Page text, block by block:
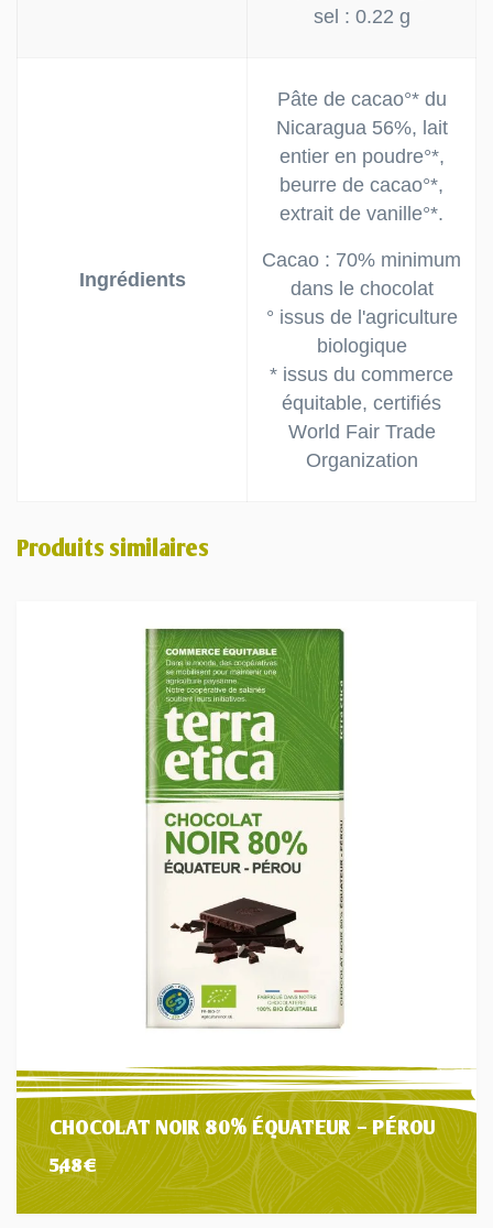
sel : 0.22 g
Ingrédients
Pâte de cacao°* du
Nicaragua 56%, lait
entier en poudre°*,
beurre de cacao°*,
extrait de vanille°*.
Cacao : 70% minimum
dans le chocolat
° issus de l'agriculture
biologique
* issus du commerce
équitable, certifiés
World Fair Trade
Organization
Produits similaires
CHOCOLAT NOIR 80% ÉQUATEUR – PÉROU
5,48€